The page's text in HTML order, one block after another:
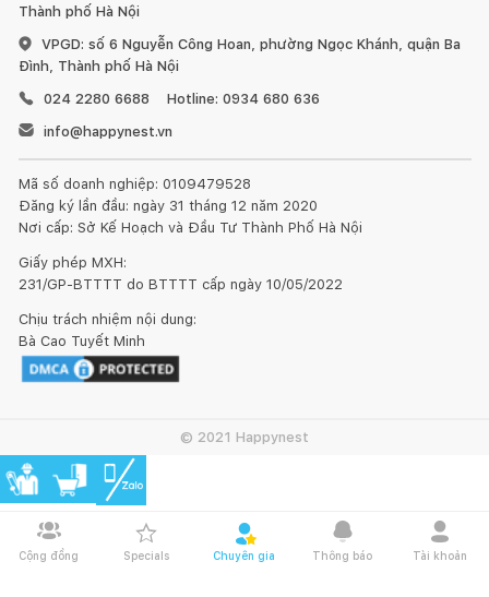
Cộng đồng Specials Chuyên gia Thông báo Tài khoản
Thành phố Hà Nội
VPGD: số 6 Nguyễn Công Hoan, phường Ngọc Khánh, quận Ba
Đình, Thành phố Hà Nội
024 2280 6688
Hotline: 0934 680 636
info@happynest.vn
Mã số doanh nghiệp: 0109479528
Đăng ký lần đầu: ngày 31 tháng 12 năm 2020
Nơi cấp: Sở Kế Hoạch và Đầu Tư Thành Phố Hà Nội
Giấy phép MXH:
231/GP-BTTTT do BTTTT cấp ngày 10/05/2022
Chịu trách nhiệm nội dung:
Bà Cao Tuyết Minh
© 2021 Happynest